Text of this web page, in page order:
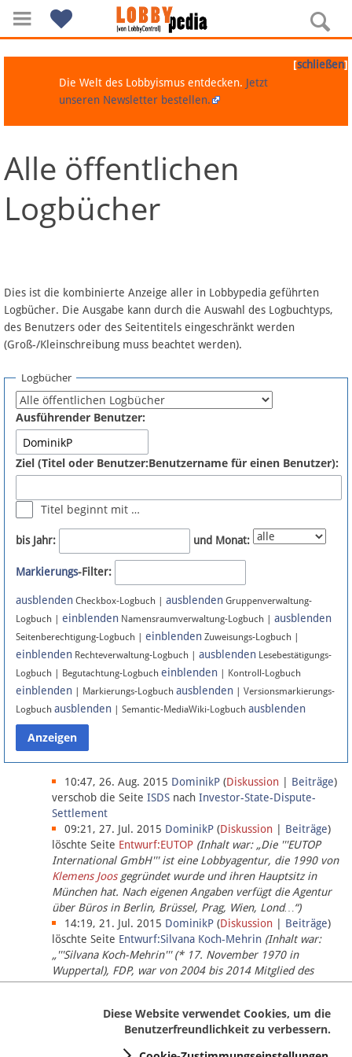
Navigation
Über Lobbypedia
Artikel nach Kategorien
FAQ
Fördermitglied werden
Fehler melden
Newsletter
Bluesky
Facebook
Instagram
Anmelden
Datenschutz
Über Lobbypedia
Impressum
[schließen]
Die Welt des Lobbyismus entdecken. Jetzt
unseren Newsletter bestellen.
Alle öffentlichen
Logbücher
Dies ist die kombinierte Anzeige aller in Lobbypedia geführten
Logbücher. Die Ausgabe kann durch die Auswahl des Logbuchtyps,
des Benutzers oder des Seitentitels eingeschränkt werden
(Groß-/Kleinschreibung muss beachtet werden).
Logbücher
Ausführender Benutzer:
Ziel (Titel oder Benutzer:Benutzername für einen Benutzer):
Titel beginnt mit …
bis Jahr: und Monat:
Markierungs-Filter:
ausblenden Checkbox-Logbuch | ausblenden Gruppenverwaltung-
Logbuch | einblenden Namensraumverwaltung-Logbuch | ausblenden
Seitenberechtigung-Logbuch | einblenden Zuweisungs-Logbuch |
einblenden Rechteverwaltung-Logbuch | ausblenden Lesebestätigungs-
Logbuch | Begutachtung-Logbuch einblenden | Kontroll-Logbuch
einblenden | Markierungs-Logbuch ausblenden | Versionsmarkierungs-
Logbuch ausblenden | Semantic-MediaWiki-Logbuch ausblenden
10:47, 26. Aug. 2015 DominikP (Diskussion Beiträge)
verschob die Seite ISDS nach Investor-State-Dispute-
Settlement
09:21, 27. Jul. 2015 DominikP (Diskussion Beiträge)
löschte Seite Entwurf:EUTOP (Inhalt war: „Die '''EUTOP
International GmbH''' ist eine Lobbyagentur, die 1990 von
Klemens Joosgegründet wurde und ihren Hauptsitz in
München hat. Nach eigenen Angaben verfügt die Agentur
über Büros in Berlin, Brüssel, Prag, Wien, Lond…“)
14:19, 21. Jul. 2015 DominikP (Diskussion Beiträge)
löschte Seite Entwurf:Silvana Koch-Mehrin (Inhalt war:
„'''Silvana Koch-Mehrin''' (* 17. November 1970 in
Wuppertal), FDP, war von 2004 bis 2014 Mitglied des
Europäischen Parlaments, seit November 2014 ist sie für
Diese Website verwendet Cookies, um die
Benutzerfreundlichkeit zu verbessern.